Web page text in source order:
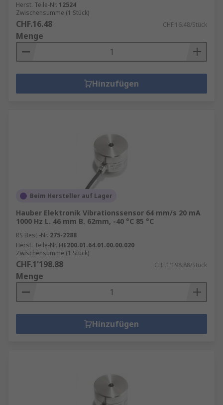
Herst. Teile-Nr. 12524
Zwischensumme (1 Stück)
CHF.16.48 CHF.16.48/Stück
Menge
Hinzufügen
Beim Hersteller auf Lager
Hauber Elektronik Vibrationssensor 64 mm/s 20 mA
1000 Hz L. 46 mm B. 62mm, -40 °C 85 °C
RS Best.-Nr. 275-2288
Herst. Teile-Nr. HE200.01.64.01.00.00.020
Zwischensumme (1 Stück)
CHF.1'198.88 CHF.1'198.88/Stück
Menge
Hinzufügen